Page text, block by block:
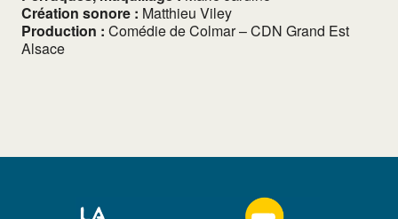
Création sonore : Matthieu Viley
Production : Comédie de Colmar – CDN Grand Est
Alsace